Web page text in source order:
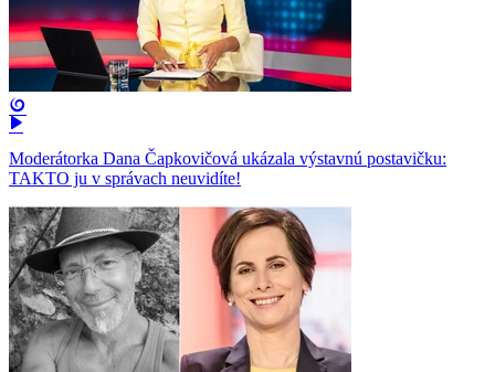
Moderátorka Dana Čapkovičová ukázala výstavnú postavičku:
TAKTO ju v správach neuvidíte!